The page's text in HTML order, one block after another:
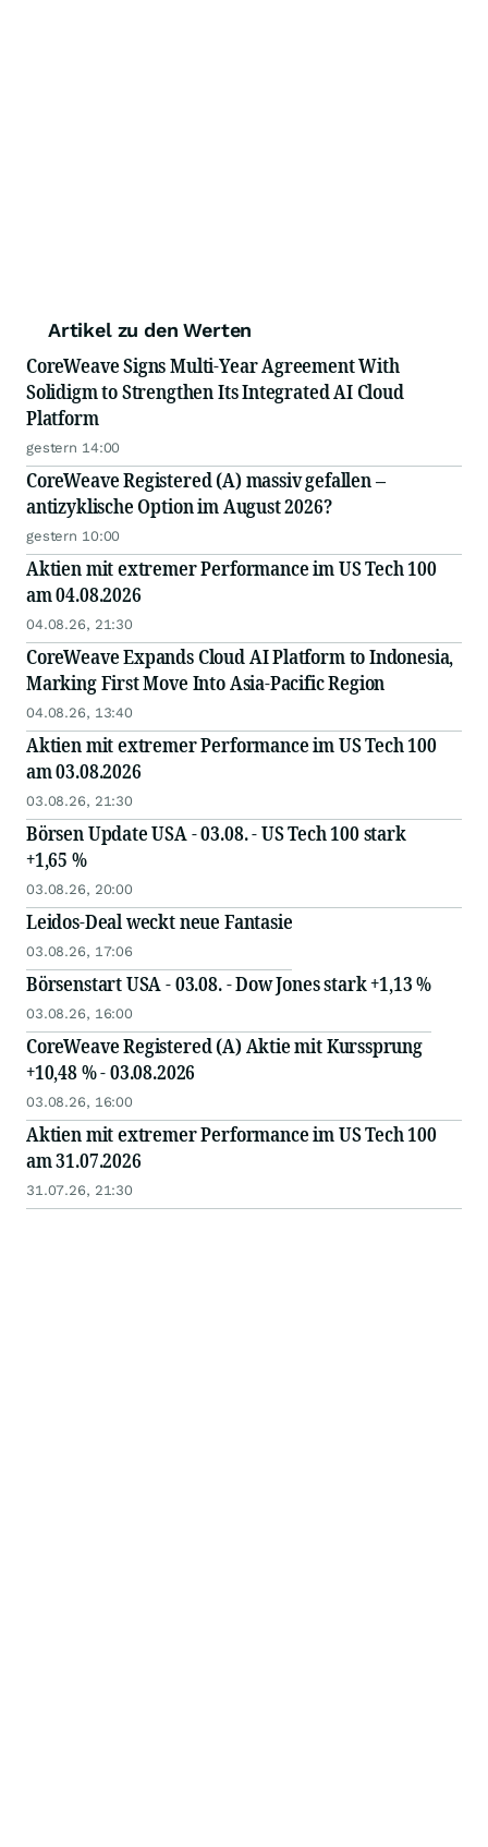
Artikel zu den Werten
CoreWeave Signs Multi-Year Agreement With
Solidigm to Strengthen Its Integrated AI Cloud
Platform
gestern 14:00
CoreWeave Registered (A) massiv gefallen –
antizyklische Option im August 2026?
gestern 10:00
Aktien mit extremer Performance im US Tech 100
am 04.08.2026
04.08.26, 21:30
CoreWeave Expands Cloud AI Platform to Indonesia,
Marking First Move Into Asia-Pacific Region
04.08.26, 13:40
Aktien mit extremer Performance im US Tech 100
am 03.08.2026
03.08.26, 21:30
Börsen Update USA - 03.08. - US Tech 100 stark
+1,65 %
03.08.26, 20:00
Leidos-Deal weckt neue Fantasie
03.08.26, 17:06
Börsenstart USA - 03.08. - Dow Jones stark +1,13 %
03.08.26, 16:00
CoreWeave Registered (A) Aktie mit Kurssprung
+10,48 % - 03.08.2026
03.08.26, 16:00
Aktien mit extremer Performance im US Tech 100
am 31.07.2026
31.07.26, 21:30